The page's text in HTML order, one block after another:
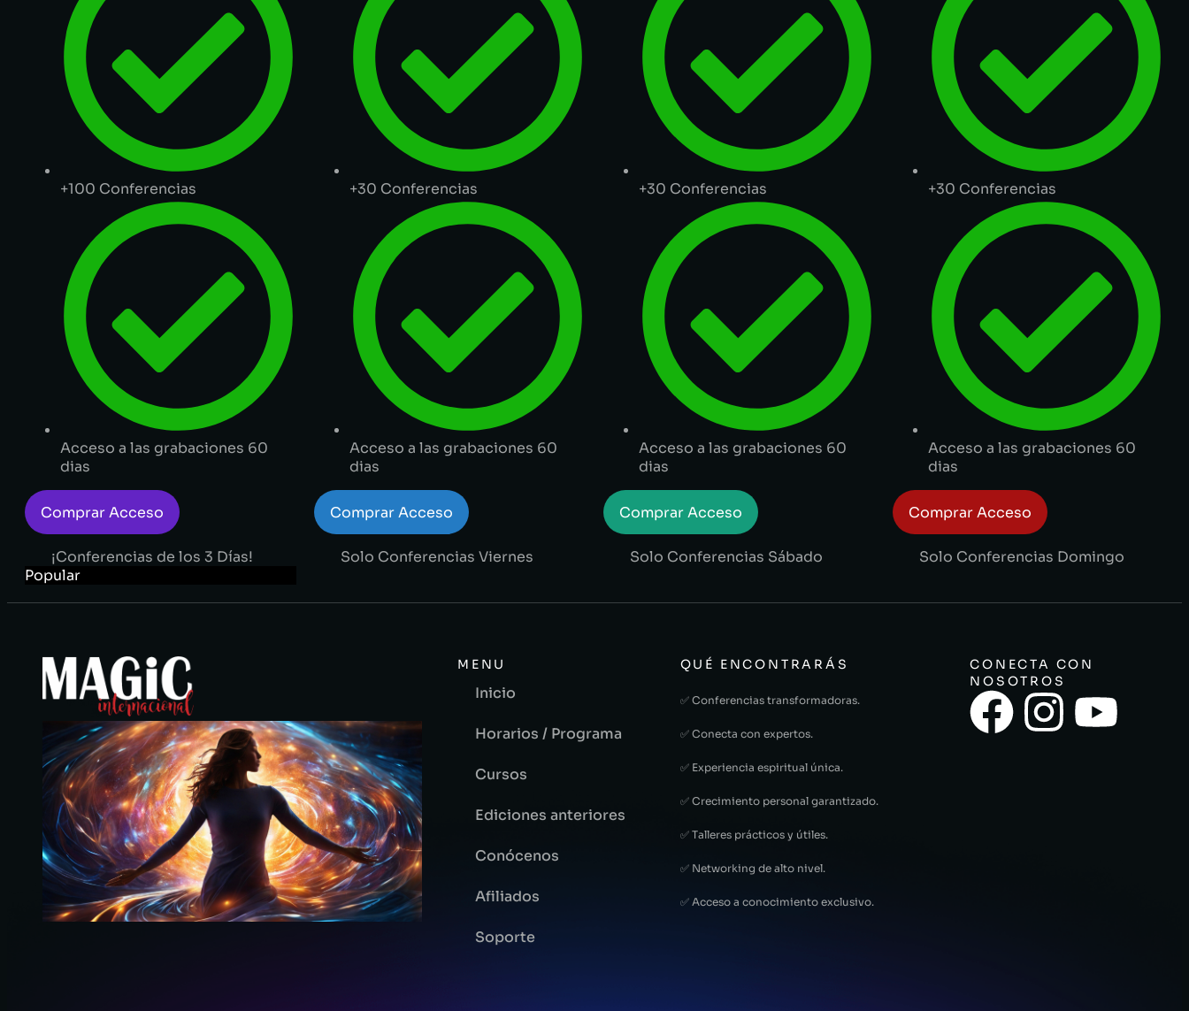
+100 Conferencias
Acceso a las grabaciones 60
dias
Comprar Acceso
¡Conferencias de los 3 Días!
Popular
+30 Conferencias
Acceso a las grabaciones 60
dias
Comprar Acceso
Solo Conferencias Viernes
+30 Conferencias
Acceso a las grabaciones 60
dias
Comprar Acceso
Solo Conferencias Sábado
+30 Conferencias
Acceso a las grabaciones 60
dias
Comprar Acceso
Solo Conferencias Domingo
MENU
Inicio
Horarios / Programa
Cursos
Ediciones anteriores
Conócenos
Afiliados
Soporte
QUÉ ENCONTRARÁS
✅ Conferencias transformadoras.
✅ Conecta con expertos.
✅ Experiencia espiritual única.
✅ Crecimiento personal garantizado.
✅ Talleres prácticos y útiles.
✅ Networking de alto nivel.
✅ Acceso a conocimiento exclusivo.
CONECTA CON
NOSOTROS